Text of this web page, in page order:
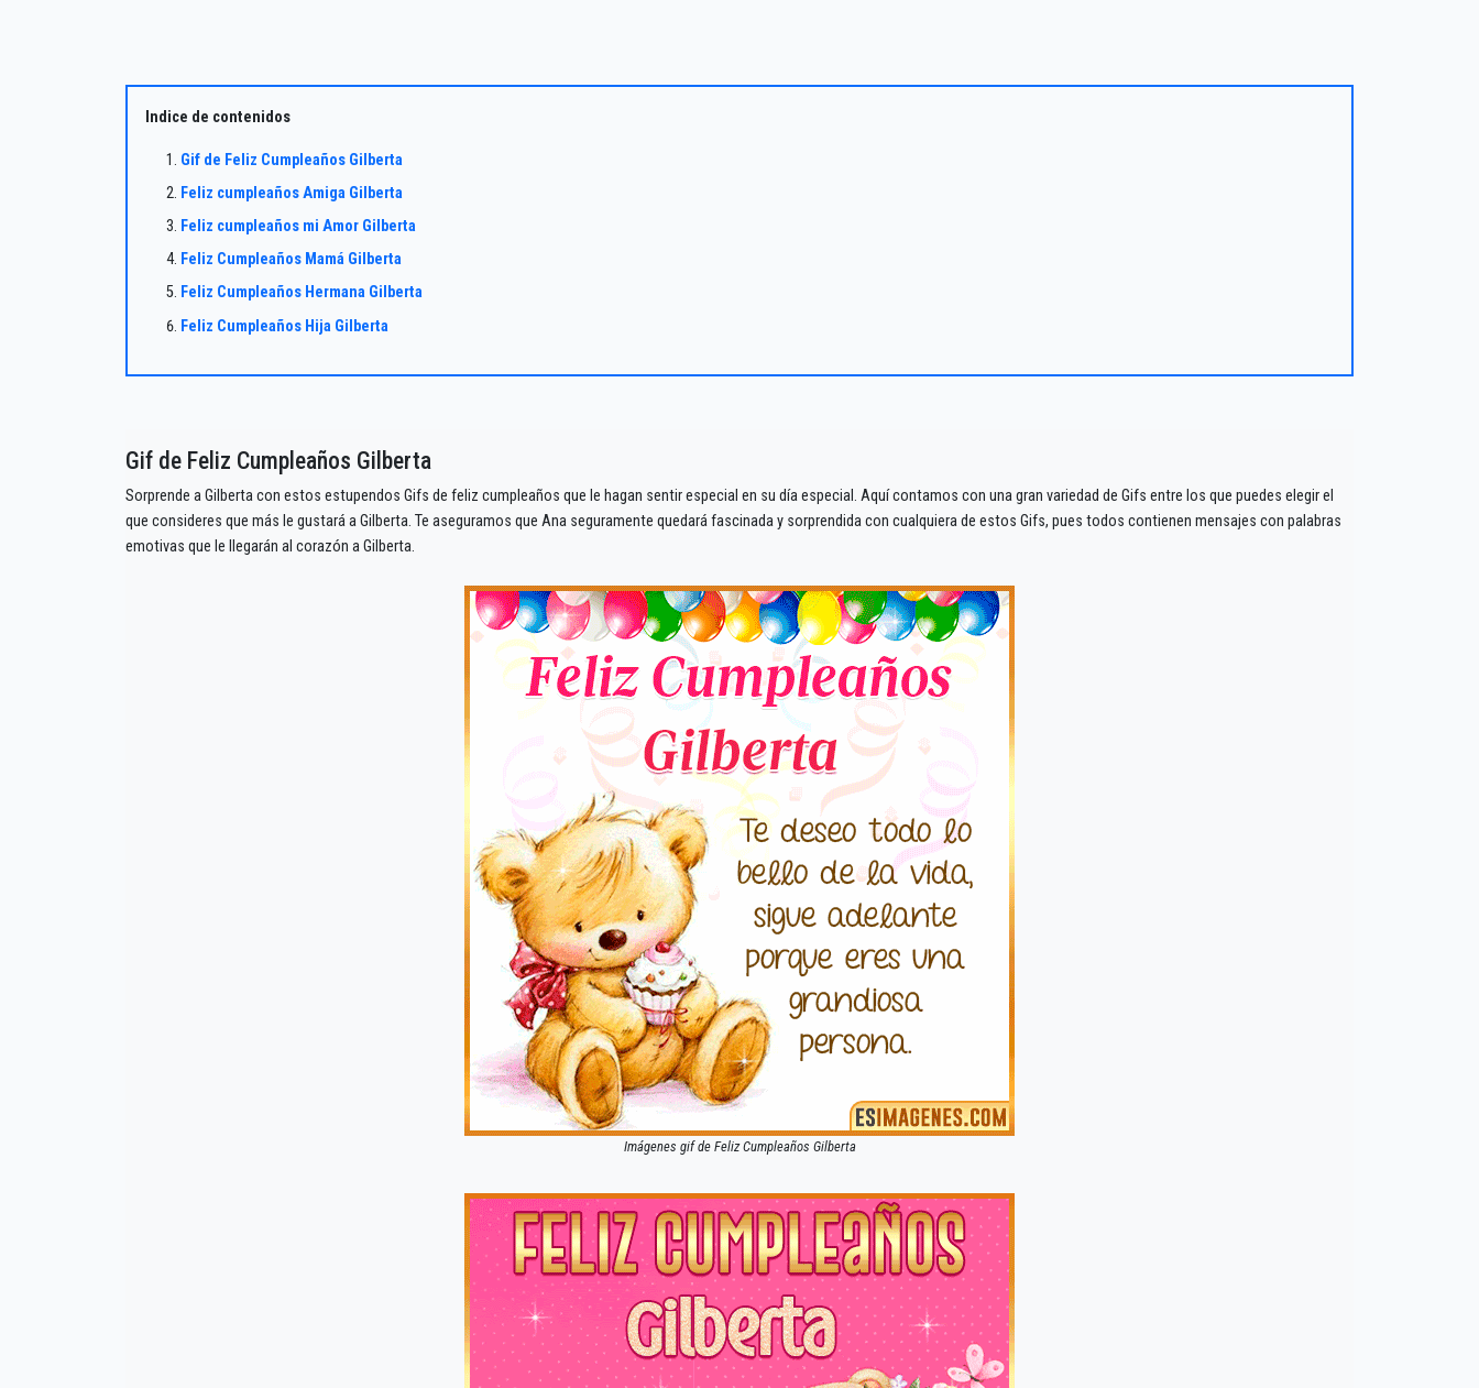
Indice de contenidos
Gif de Feliz Cumpleaños Gilberta
Feliz cumpleaños Amiga Gilberta
Feliz cumpleaños mi Amor Gilberta
Feliz Cumpleaños Mamá Gilberta
Feliz Cumpleaños Hermana Gilberta
Feliz Cumpleaños Hija Gilberta
Gif de Feliz Cumpleaños Gilberta
Sorprende a Gilberta con estos estupendos Gifs de feliz cumpleaños que le hagan sentir especial en su día especial. Aquí contamos con una gran variedad de Gifs entre los que puedes elegir el
que consideres que más le gustará a Gilberta. Te aseguramos que Ana seguramente quedará fascinada y sorprendida con cualquiera de estos Gifs, pues todos contienen mensajes con palabras
emotivas que le llegarán al corazón a Gilberta.
Imágenes gif de Feliz Cumpleaños Gilberta